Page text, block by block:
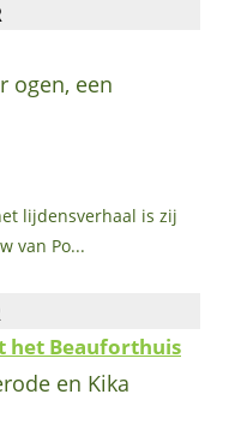
ogen, een
lijdensverhaal is zij
van Po...
het Beauforthuis
en Kika